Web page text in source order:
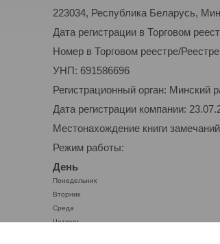
223034, Республика Беларусь,
Дата регистрации в Торговом
Номер в Торговом реестре/
УНП: 691586696
Регистрационный орган: Минский
Дата регистрации компании:
Местонахождение книги
Режим работы:
День
Понедельник
Вторник
Среда
Четверг